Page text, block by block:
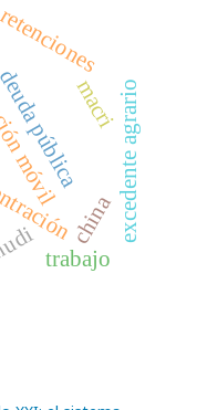
pública
china
retenciones
macriexcedente agrario
trabajo